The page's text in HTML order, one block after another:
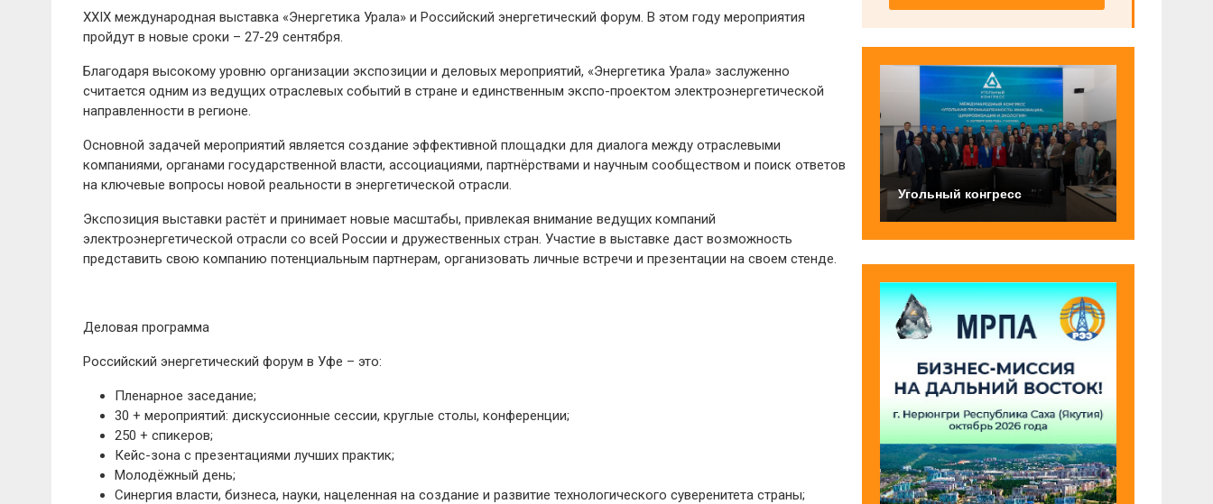
XXIX международная выставка «Энергетика Урала» и Российский энергетический форум. В этом году мероприятия
пройдут в новые сроки – 27-29 сентября.
Благодаря высокому уровню организации экспозиции и деловых мероприятий, «Энергетика Урала» заслуженно
считается одним из ведущих отраслевых событий в стране и единственным экспо-проектом электроэнергетической
направленности в регионе.
Основной задачей мероприятий является создание эффективной площадки для диалога между отраслевыми
компаниями, органами государственной власти, ассоциациями, партнёрствами и научным сообществом и поиск ответов
на ключевые вопросы новой реальности в энергетической отрасли.
Экспозиция выставки растёт и принимает новые масштабы, привлекая внимание ведущих компаний
электроэнергетической отрасли со всей России и дружественных стран. Участие в выставке даст возможность
представить свою компанию потенциальным партнерам, организовать личные встречи и презентации на своем стенде.
Деловая программа
Российский энергетический форум в Уфе – это:
Пленарное заседание;
30 + мероприятий: дискуссионные сессии, круглые столы, конференции;
250 + спикеров;
Кейс-зона с презентациями лучших практик;
Молодёжный день;
Синергия власти, бизнеса, науки, нацеленная на создание и развитие технологического суверенитета страны;
Угольный конгресс